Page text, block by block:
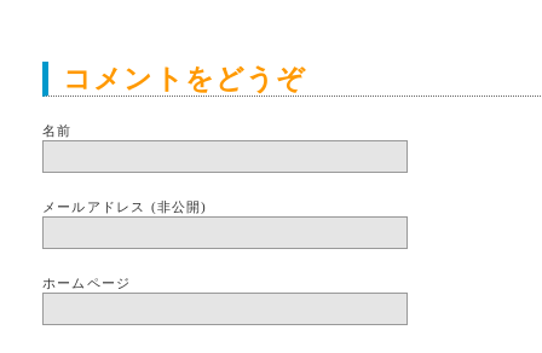
コメントをどうぞ
名前
メールアドレス (非公開)
ホームページ